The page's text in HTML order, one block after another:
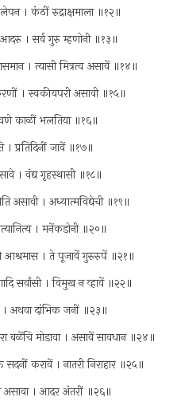
। कंठीं रुद्राक्षमाला ॥१२॥
आदरु । सर्व गुरु म्हणोनी ॥१३॥
। त्यासी मित्रत्व असावें ॥१४॥
। स्वकीयपरी असावी ॥१५॥
कवणे काळीं भलतिया ॥१६॥
। प्रतिदिनीं जावें ॥१७॥
। वंद्य गृहस्थासी ॥१८॥
असावी । अध्यात्मविद्येची ॥१९॥
। मनेंकडोनी ॥२०॥
आश्रमास । ते पूजावें गुरुरुपें ॥२१॥
सर्वांसी । विमुख न व्हावें ॥२२॥
अथवा दांभिक जनीं ॥२३॥
बळेंचि मोडावा । असावें सावधान ॥२४॥
करावें । नातरी निराहार ॥२५॥
असावा । आदर अंतरीं ॥२६॥